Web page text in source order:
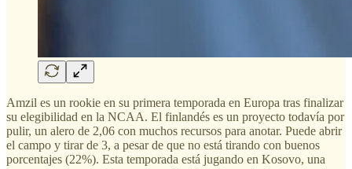
Amzil es un rookie en su primera temporada en Europa tras finalizar
su elegibilidad en la NCAA. El finlandés es un proyecto todavía por
pulir, un alero de 2,06 con muchos recursos para anotar. Puede abrir
el campo y tirar de 3, a pesar de que no está tirando con buenos
porcentajes (22%). Esta temporada está jugando en Kosovo, una